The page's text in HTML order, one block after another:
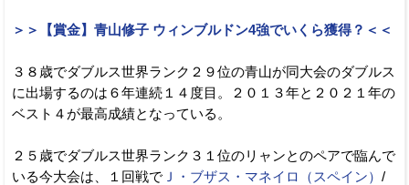
＞＞【賞金】青山修子 ウィンブルドン4強でいくら獲得？＜＜
３８歳でダブルス世界ランク２９位の青山が同大会のダブルス
に出場するのは６年連続１４度目。２０１３年と２０２１年の
ベスト４が最高成績となっている。
２５歳でダブルス世界ランク３１位のリャンとのペアで臨んで
いる今大会は、１回戦で Ｊ・ブザス・マネイロ（スペイン） /